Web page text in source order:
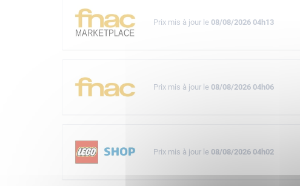
Prix mis à jour le 08/08/2026 04h13
Prix mis à jour le 08/08/2026 04h06
Prix mis à jour le 08/08/2026 04h02